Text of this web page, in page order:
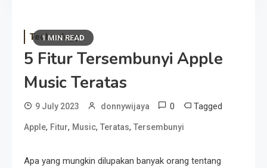
1 MIN READ
Technology
5 Fitur Tersembunyi Apple
Music Teratas
9 July 2023 donnywijaya 0 Tagged
Apple, Fitur, Music, Teratas, Tersembunyi
Apa yang mungkin dilupakan banyak orang tentang